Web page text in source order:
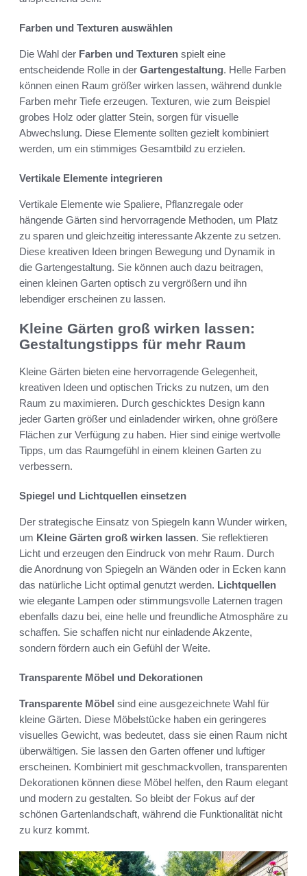
Farben und Texturen auswählen
Die Wahl der Farben und Texturen spielt eine
entscheidende Rolle in der Gartengestaltung. Helle Farben
können einen Raum größer wirken lassen, während dunkle
Farben mehr Tiefe erzeugen. Texturen, wie zum Beispiel
grobes Holz oder glatter Stein, sorgen für visuelle
Abwechslung. Diese Elemente sollten gezielt kombiniert
werden, um ein stimmiges Gesamtbild zu erzielen.
Vertikale Elemente integrieren
Vertikale Elemente wie Spaliere, Pflanzregale oder
hängende Gärten sind hervorragende Methoden, um Platz
zu sparen und gleichzeitig interessante Akzente zu setzen.
Diese kreativen Ideen bringen Bewegung und Dynamik in
die Gartengestaltung. Sie können auch dazu beitragen,
einen kleinen Garten optisch zu vergrößern und ihn
lebendiger erscheinen zu lassen.
Kleine Gärten groß wirken lassen:
Gestaltungstipps für mehr Raum
Kleine Gärten bieten eine hervorragende Gelegenheit,
kreativen Ideen und optischen Tricks zu nutzen, um den
Raum zu maximieren. Durch geschicktes Design kann
jeder Garten größer und einladender wirken, ohne größere
Flächen zur Verfügung zu haben. Hier sind einige wertvolle
Tipps, um das Raumgefühl in einem kleinen Garten zu
verbessern.
Spiegel und Lichtquellen einsetzen
Der strategische Einsatz von Spiegeln kann Wunder wirken,
um Kleine Gärten groß wirken lassen. Sie reflektieren
Licht und erzeugen den Eindruck von mehr Raum. Durch
die Anordnung von Spiegeln an Wänden oder in Ecken kann
das natürliche Licht optimal genutzt werden. Lichtquellen
wie elegante Lampen oder stimmungsvolle Laternen tragen
ebenfalls dazu bei, eine helle und freundliche Atmosphäre zu
schaffen. Sie schaffen nicht nur einladende Akzente,
sondern fördern auch ein Gefühl der Weite.
Transparente Möbel und Dekorationen
Transparente Möbel sind eine ausgezeichnete Wahl für
kleine Gärten. Diese Möbelstücke haben ein geringeres
visuelles Gewicht, was bedeutet, dass sie einen Raum nicht
überwältigen. Sie lassen den Garten offener und luftiger
erscheinen. Kombiniert mit geschmackvollen, transparenten
Dekorationen können diese Möbel helfen, den Raum elegant
und modern zu gestalten. So bleibt der Fokus auf der
schönen Gartenlandschaft, während die Funktionalität nicht
zu kurz kommt.